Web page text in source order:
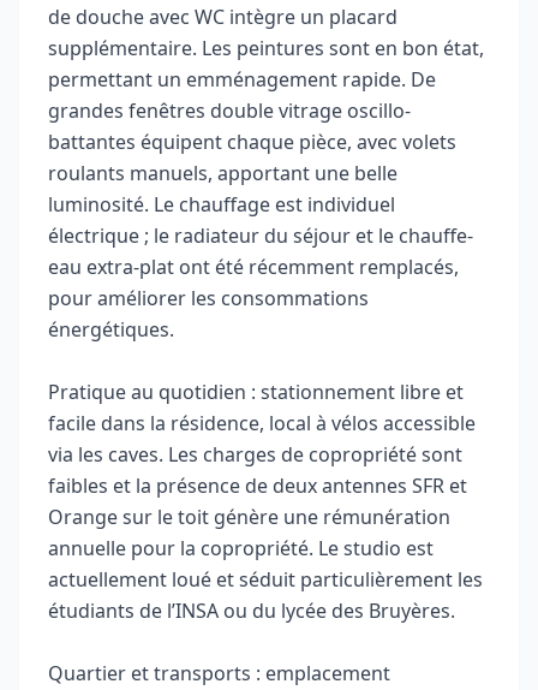
de douche avec WC intègre un placard
supplémentaire. Les peintures sont en bon état,
permettant un emménagement rapide. De
grandes fenêtres double vitrage oscillo-
battantes équipent chaque pièce, avec volets
roulants manuels, apportant une belle
luminosité. Le chauffage est individuel
électrique ; le radiateur du séjour et le chauffe-
eau extra-plat ont été récemment remplacés,
pour améliorer les consommations
énergétiques.
Pratique au quotidien : stationnement libre et
facile dans la résidence, local à vélos accessible
via les caves. Les charges de copropriété sont
faibles et la présence de deux antennes SFR et
Orange sur le toit génère une rémunération
annuelle pour la copropriété. Le studio est
actuellement loué et séduit particulièrement les
étudiants de l’INSA ou du lycée des Bruyères.
Quartier et transports : emplacement